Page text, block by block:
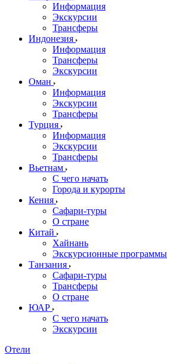
Информация
Экскурсии
Трансферы
Индонезия
Информация
Трансферы
Экскурсии
Оман
Информация
Экскурсии
Трансферы
Турция
Информация
Экскурсии
Трансферы
Вьетнам
С чего начать
Города и курорты
Кения
Сафари-туры
О стране
Китай
Хайнань
Экскурсионные программы
Танзания
Сафари-туры
Трансферы
О стране
ЮАР
С чего начать
Экскурсии
Отели